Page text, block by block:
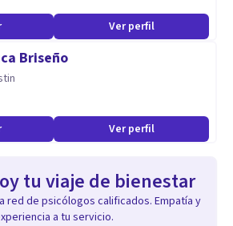
Ver perfil
Briseño
Ver perfil
tu viaje de bienestar
red de psicólogos calificados. Empatía y
a tu servicio.